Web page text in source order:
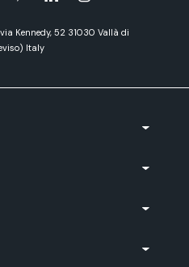
Kennedy, 52 31030 Vallà di
Italy